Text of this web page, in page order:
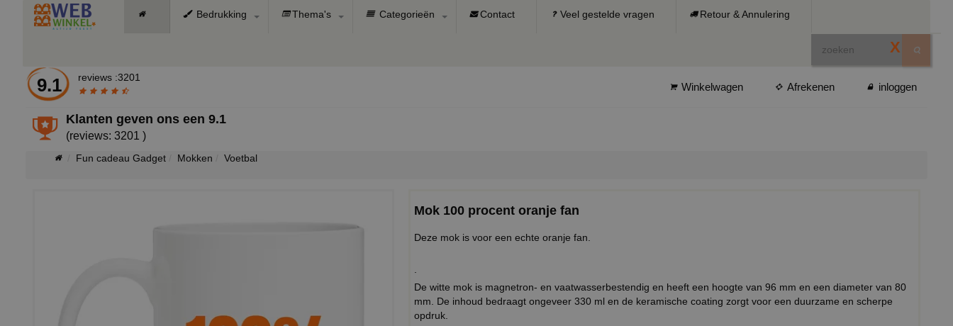
Bedrukking Thema's Categorieën Contact Veel gestelde vragen Retour & Annulering
X
9.1 reviews :3201
Winkelwagen Afrekenen inloggen
Klanten geven ons een9.1
(reviews: 3201 )
Fun cadeau Gadget Mokken Voetbal
Mok 100 procent oranje fan
Deze mok is voor een echte oranje fan.
De witte mok is magnetron- en vaatwasserbestendig en heeft een hoogte van 96 mm en een diameter van 80
mm. De inhoud bedraagt ongeveer 330 ml en de keramische coating zorgt voor een duurzame en scherpe
opdruk.